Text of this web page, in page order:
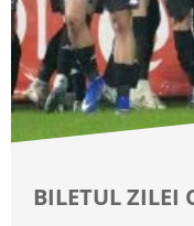
BILETUL ZILEI